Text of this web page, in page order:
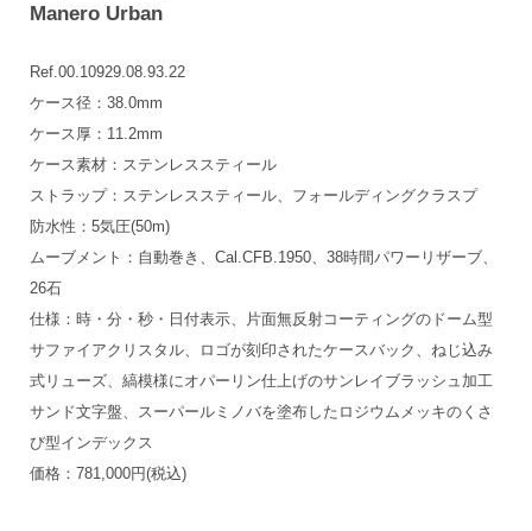
Manero Urban
Ref.00.10929.08.93.22
ケース径：38.0mm
ケース厚：11.2mm
ケース素材：ステンレススティール
ストラップ：ステンレススティール、フォールディングクラスプ
防水性：5気圧(50m)
ムーブメント：自動巻き、Cal.CFB.1950、38時間パワーリザーブ、
26石
仕様：時・分・秒・日付表示、片面無反射コーティングのドーム型
サファイアクリスタル、ロゴが刻印されたケースバック、ねじ込み
式リューズ、縞模様にオパーリン仕上げのサンレイブラッシュ加工
サンド文字盤、スーパールミノバを塗布したロジウムメッキのくさ
び型インデックス
価格：781,000円(税込)